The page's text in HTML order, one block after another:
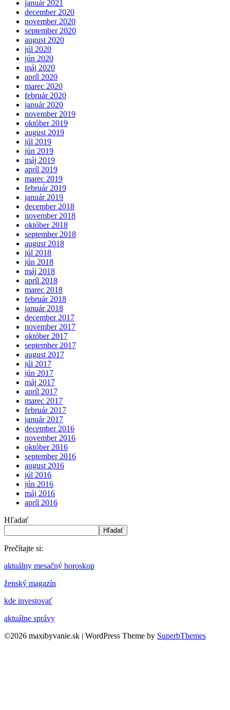
január 2021
december 2020
november 2020
september 2020
august 2020
júl 2020
jún 2020
máj 2020
apríl 2020
marec 2020
február 2020
január 2020
november 2019
október 2019
august 2019
júl 2019
jún 2019
máj 2019
apríl 2019
marec 2019
február 2019
január 2019
december 2018
november 2018
október 2018
september 2018
august 2018
júl 2018
jún 2018
máj 2018
apríl 2018
marec 2018
február 2018
január 2018
december 2017
november 2017
október 2017
september 2017
august 2017
júl 2017
jún 2017
máj 2017
apríl 2017
marec 2017
február 2017
január 2017
december 2016
november 2016
október 2016
september 2016
august 2016
júl 2016
jún 2016
máj 2016
apríl 2016
Hľadať
Hľadať
Prečítajte si:
aktuálny mesačný horoskop
ženský magazín
kde investovať
aktuálne správy
©2026 maxibyvanie.sk | WordPress Theme by SuperbThemes